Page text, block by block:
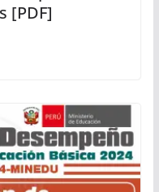
[PDF]